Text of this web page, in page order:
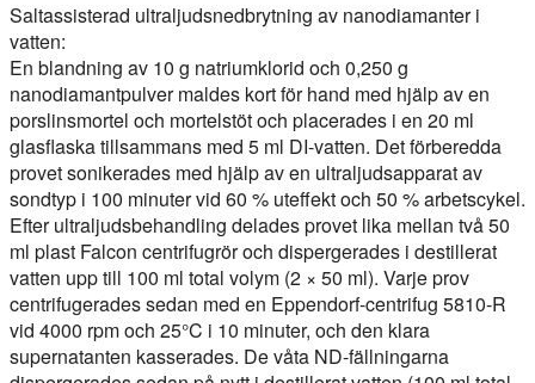
Saltassisterad ultraljudsnedbrytning av nanodiamanter i
vatten:
En blandning av 10 g natriumklorid och 0,250 g
nanodiamantpulver maldes kort för hand med hjälp av en
porslinsmortel och mortelstöt och placerades i en 20 ml
glasflaska tillsammans med 5 ml DI-vatten. Det förberedda
provet sonikerades med hjälp av en ultraljudsapparat av
sondtyp i 100 minuter vid 60 % uteffekt och 50 % arbetscykel.
Efter ultraljudsbehandling delades provet lika mellan två 50
ml plast Falcon centrifugrör och dispergerades i destillerat
vatten upp till 100 ml total volym (2 × 50 ml). Varje prov
centrifugerades sedan med en Eppendorf-centrifug 5810-R
vid 4000 rpm och 25°C i 10 minuter, och den klara
supernatanten kasserades. De våta ND-fällningarna